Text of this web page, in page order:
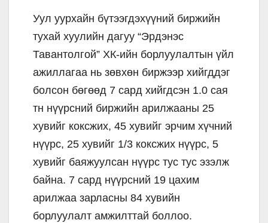
Уул уурхайн бүтээгдэхүүний биржийн
тухай хуулийн дагуу “Эрдэнэс
Тавантолгой” ХК-ийн борлуулалтын үйл
ажиллагаа нь зөвхөн биржээр хийгддэг
болсон бөгөөд 7 сард хийгдсэн 1.0 сая
тн нүүрсний биржийн арилжааны 25
хувийг коксжих, 45 хувийг эрчим хүчний
нүүрс, 25 хувийг 1/3 коксжих нүүрс, 5
хувийг баяжуулсан нүүрс тус тус эзэлж
байна. 7 сард нүүрсний 19 цахим
арилжаа зарласны 84 хувийн
борлуулалт амжилттай боллоо.